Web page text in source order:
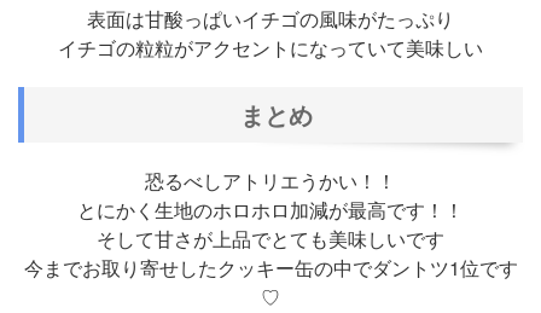
表面は甘酸っぱいイチゴの風味がたっぷり
イチゴの粒粒がアクセントになっていて美味しい
まとめ
恐るべしアトリエうかい！！
とにかく生地のホロホロ加減が最高です！！
そして甘さが上品でとても美味しいです
今までお取り寄せしたクッキー缶の中でダントツ1位です
♡